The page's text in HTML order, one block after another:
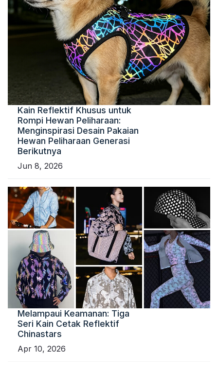
Kain Reflektif Khusus untuk
Rompi Hewan Peliharaan:
Menginspirasi Desain Pakaian
Hewan Peliharaan Generasi
Berikutnya
Jun 8, 2026
Melampaui Keamanan: Tiga
Seri Kain Cetak Reflektif
Chinastars
Apr 10, 2026